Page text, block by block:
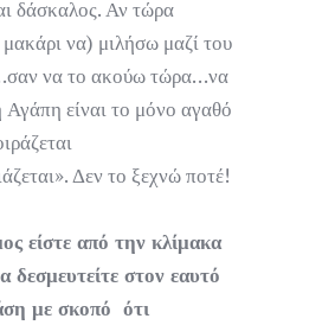
δάσκαλος. Αν τώρα
να) μιλήσω μαζί του
να το ακούω τώρα…να
Αγάπη είναι το μόνο αγαθό
Δεν το ξεχνώ ποτέ!
είστε από την κλίμακα
στον εαυτό
με σκοπό ότι